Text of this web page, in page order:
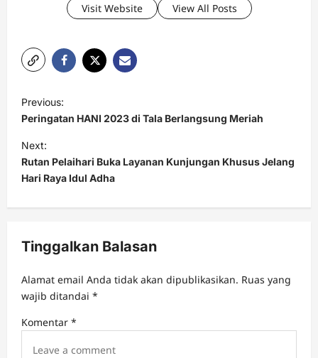
Visit Website View All Posts
o
s
t
n
a
i
a
i
Previous:
Peringatan HANI 2023 di Tala Berlangsung Meriah
Next:
Rutan Pelaihari Buka Layanan Kunjungan Khusus Jelang
Hari Raya Idul Adha
Tinggalkan Balasan
Alamat email Anda tidak akan dipublikasikan. Ruas yang
wajib ditandai *
Komentar *